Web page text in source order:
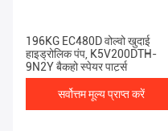
196KG EC480D वोल्वो खुदाई
हाइड्रोलिक पंप, K5V200DTH-
9N2Y बैकहो स्पेयर पार्ट्स
सर्वोत्तम मूल्य प्राप्त करें